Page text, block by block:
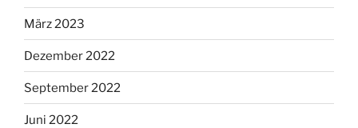
März 2023
Dezember 2022
September 2022
Juni 2022